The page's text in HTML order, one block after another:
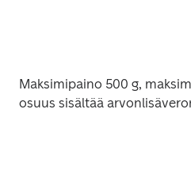
Maksimipaino 500 g,
osuus sisältää